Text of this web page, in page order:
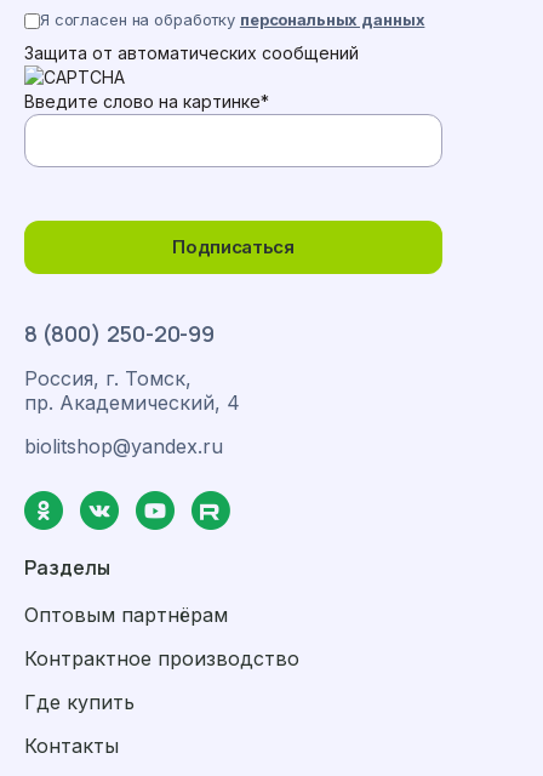
8 (800) 250-20-99
Россия, г. Томск,
пр. Академический, 4
biolitshop@yandex.ru
Разделы
Оптовым партнёрам
Контрактное производство
Где купить
Контакты
Подписаться
Я согласен на обработку персональных данных
Защита от автоматических сообщений
Введите слово на картинке*